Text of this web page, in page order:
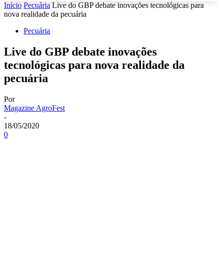
Início Pecuária Live do GBP debate inovações tecnológicas para
nova realidade da pecuária
Pecuária
Live do GBP debate inovações
tecnológicas para nova realidade da
pecuária
Por
Magazine AgroFest
-
18/05/2020
0